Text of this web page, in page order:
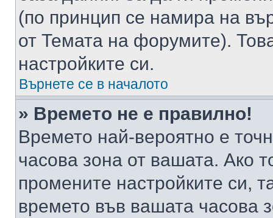
(по принцип се намира на
от Темата на форумите).
настройките си.
Върнете се в началото
» Времето не е правилно!
Времето най-вероятно е
часова зона от вашата. Ако
промените настройките си,
времето във вашата